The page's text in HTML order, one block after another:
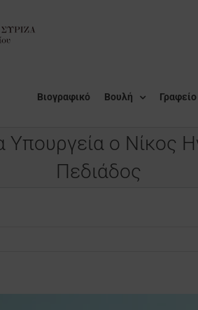
Βιογραφικό Βουλή
ο Νίκος
Πεδιάδος